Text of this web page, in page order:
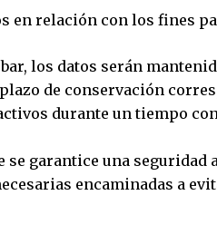
en relación con los fines
los datos serán
de conservación
durante un tiempo
garantice una seguridad
encaminadas a